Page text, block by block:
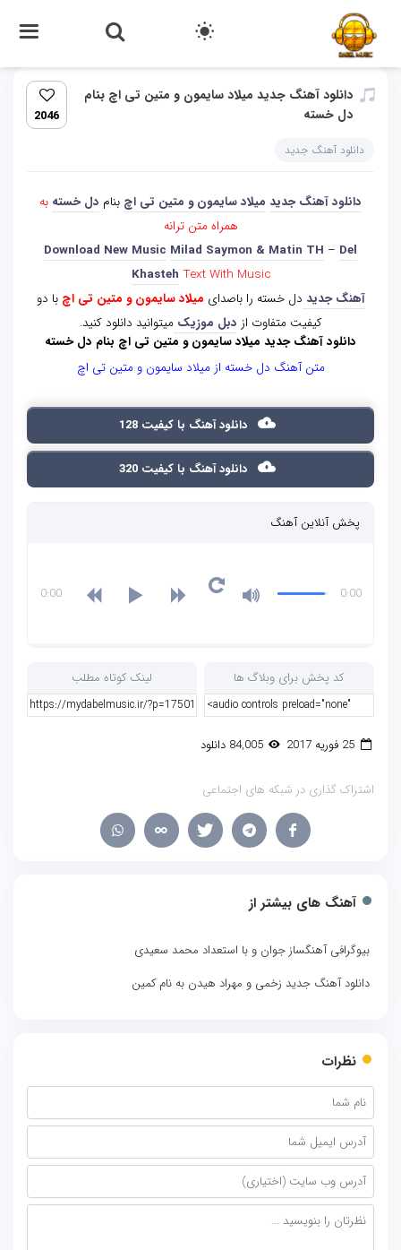
دانلود آهنگ جدید میلاد سایمون و متین تی اچ بنام
دل خسته
2046
دانلود آهنگ جدید
دانلود آهنگ جدید میلاد سایمون و متین تی اچ بنام دل خسته به
همراه متن ترانه
Download New Music Milad Saymon & Matin TH – Del
Khasteh Text With Music
آهنگ جدید دل خسته را باصدای میلاد سایمون و متین تی اچ با دو
کیفیت متفاوت از دبل موزیکمیتوانید دانلود کنید.
دانلود آهنگ جدید میلاد سایمون و متین تی اچ بنام دل خسته
متن آهنگ دل خسته از میلاد سایمون و متین تی اچ
دانلود آهنگ با کیفیت 128
دانلود آهنگ با کیفیت 320
پخش آنلاین آهنگ
0:00
0:00
کد پخش برای وبلاگ ها لینک کوتاه مطلب
25 فوریه 2017 84,005 دانلود
اشتراک گذاری در شبکه های اجتماعی
آهنگ های بیشتر از
بیوگرافی آهنگساز جوان و با استعداد محمد سعیدی
دانلود آهنگ جدید زخمی و مهراد هیدن به نام کمین
نظرات